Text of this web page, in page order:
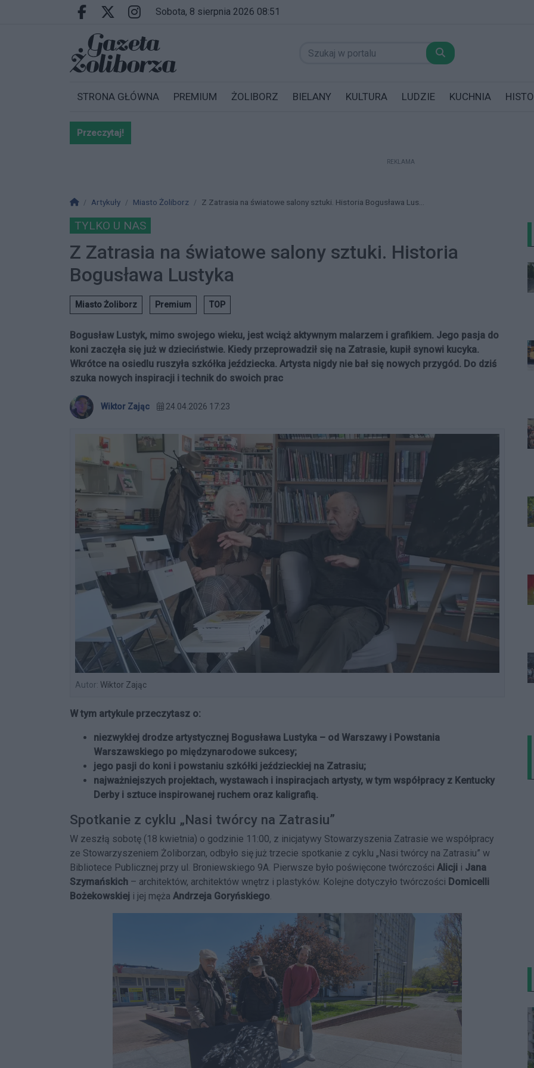
Przejdź do głównych treści
Przejdź do wyszukiwarki
Przejdź do głównego menu
Facebook.com
X.comInstagram.com
sobota, 8 sierpnia 2026 08:51
STRONA GŁÓWNA PREMIUM ŻOLIBORZ BIELANY KULTURA LUDZIE KUCHNIA
Przeczytaj!
REKLAMA
Strona główna
Artykuły Miasto Żoliborz Z Zatrasia na światowe salony sztuki. Historia Bogusława Lus...
TYLKO U NAS
Z Zatrasia na światowe salony sztuki. Historia
Bogusława Lustyka
Miasto Żoliborz Premium TOP
Bogusław Lustyk, mimo swojego wieku, jest wciąż aktywnym malarzem i grafikiem. Jego pasja do
koni zaczęła się już w dzieciństwie. Kiedy przeprowadził się na Zatrasie, kupił synowi kucyka.
Wkrótce na osiedlu ruszyła szkółka jeździecka. Artysta nigdy nie bał się nowych przygód. Do dziś
szuka nowych inspiracji i technik do swoich prac
Wiktor Zając 24.04.2026 17:23
Autor: Wiktor Zając
W tym artykule przeczytasz o:
niezwykłej drodze artystycznej Bogusława Lustyka – od Warszawy i Powstania
Warszawskiego po międzynarodowe sukcesy;
jego pasji do koni i powstaniu szkółki jeździeckiej na Zatrasiu;
najważniejszych projektach, wystawach i inspiracjach artysty, w tym współpracy z Kentucky
Derby i sztuce inspirowanej ruchem oraz kaligrafią.
Spotkanie z cyklu „Nasi twórcy na Zatrasiu”
W zeszłą sobotę (18 kwietnia) o godzinie 11:00, z inicjatywy Stowarzyszenia Zatrasie we współpracy
ze Stowarzyszeniem Żoliborzan, odbyło się już trzecie spotkanie z cyklu „Nasi twórcy na Zatrasiu” w
Bibliotece Publicznej przy ul. Broniewskiego 9A. Pierwsze było poświęcone twórczości Alicji i Jana
Szymańskich – architektów, architektów wnętrz i plastyków. Kolejne dotyczyło twórczości Domicelli
Bożekowskiej i jej męża Andrzeja Goryńskiego.